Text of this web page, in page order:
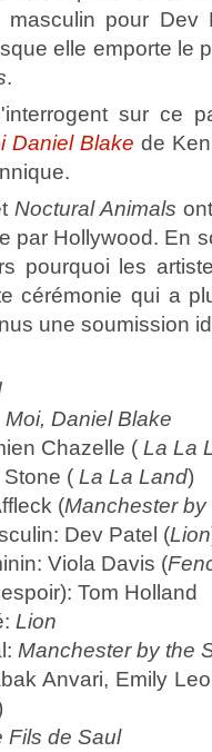
pour Dev
elle emporte le
.
sur ce
Daniel Blake de
Noctural Animals
par Hollywood. En
pourquoi les
cérémonie qui a
une soumission
Moi, Daniel Blake
Chazelle ( La La
( La La Land)
(Manchester by
Dev Patel (Lion
Viola Davis (
Tom Holland
Lion
Manchester by the
Anvari, Emily
Fils de Saul